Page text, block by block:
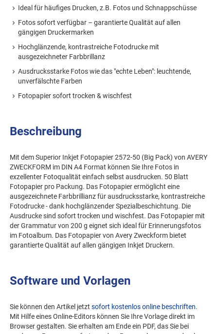
Ideal für häufiges Drucken, z.B. Fotos und Schnappschüsse
Fotos sofort verfügbar – garantierte Qualität auf allen
gängigen Druckermarken
Hochglänzende, kontrastreiche Fotodrucke mit
ausgezeichneter Farbbrillanz
Ausdrucksstarke Fotos wie das "echte Leben": leuchtende,
unverfälschte Farben
Fotopapier sofort trocken & wischfest
Beschreibung
Mit dem Superior Inkjet Fotopapier 2572-50 (Big Pack) von AVERY
ZWECKFORM im DIN A4 Format können Sie Ihre Fotos in
exzellenter Fotoqualität einfach selbst ausdrucken. 50 Blatt
Fotopapier pro Packung. Das Fotopapier ermöglicht eine
ausgezeichnete Farbbrillianz für ausdrucksstarke, kontrastreiche
Fotodrucke - dank hochglänzender Spezialbeschichtung. Die
Ausdrucke sind sofort trocken und wischfest. Das Fotopapier mit
der Grammatur von 200 g eignet sich ideal für Erinnerungsfotos
im Fotoalbum. Das Fotopapier von Avery Zweckform bietet
garantierte Qualität auf allen gängigen Inkjet Druckern.
Software und Vorlagen
Sie können den Artikel jetzt sofort kostenlos online beschriften.
Mit Hilfe eines Online-Editors können Sie Ihre Vorlage direkt im
Browser gestalten. Sie erhalten am Ende ein PDF, das Sie bei